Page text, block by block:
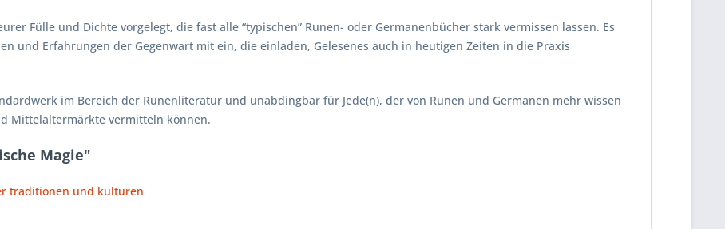
Fülle und Dichte vorgelegt, die fast alle “typischen” Runen- oder Germanenbücher stark vermissen lassen. Es
und Erfahrungen der Gegenwart mit ein, die einladen, Gelesenes auch in heutigen Zeiten in die Praxis
im Bereich der Runenliteratur und unabdingbar für Jede(n), der von Runen und Germanen mehr wissen
Mittelaltermärkte vermitteln können.
Magie"
traditionen und kulturen